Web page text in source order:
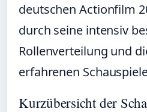
deutschen Actionfilm
durch seine intensiv
Rollenverteilung und
erfahrenen
Kurzübersicht der